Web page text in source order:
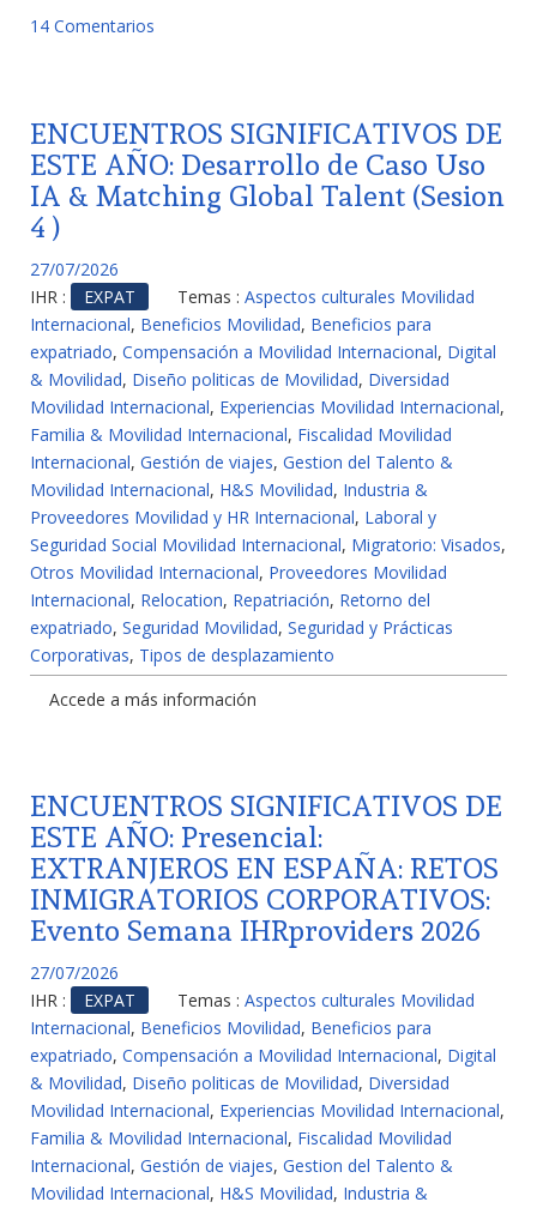
14 Comentarios
ENCUENTROS SIGNIFICATIVOS DE
ESTE AÑO: Desarrollo de Caso Uso
IA & Matching Global Talent (Sesion
4 )
27/07/2026
IHR :
EXPAT Temas : Aspectos culturales Movilidad
Internacional, Beneficios Movilidad, Beneficios para
expatriado, Compensación a Movilidad Internacional, Digital
& Movilidad, Diseño politicas de Movilidad, Diversidad
Movilidad Internacional, Experiencias Movilidad Internacional,
Familia & Movilidad Internacional, Fiscalidad Movilidad
Internacional, Gestión de viajes, Gestion del Talento &
Movilidad Internacional, H&S Movilidad, Industria &
Proveedores Movilidad y HR Internacional, Laboral y
Seguridad Social Movilidad Internacional, Migratorio: Visados,
Otros Movilidad Internacional, Proveedores Movilidad
Internacional, Relocation, Repatriación, Retorno del
expatriado, Seguridad Movilidad, Seguridad y Prácticas
Corporativas, Tipos de desplazamiento
Accede a más información
ENCUENTROS SIGNIFICATIVOS DE
ESTE AÑO: Presencial:
EXTRANJEROS EN ESPAÑA: RETOS
INMIGRATORIOS CORPORATIVOS:
Evento Semana IHRproviders 2026
27/07/2026
IHR :
EXPAT Temas : Aspectos culturales Movilidad
Internacional, Beneficios Movilidad, Beneficios para
expatriado, Compensación a Movilidad Internacional, Digital
& Movilidad, Diseño politicas de Movilidad, Diversidad
Movilidad Internacional, Experiencias Movilidad Internacional,
Familia & Movilidad Internacional, Fiscalidad Movilidad
Internacional, Gestión de viajes, Gestion del Talento &
Movilidad Internacional, H&S Movilidad, Industria &